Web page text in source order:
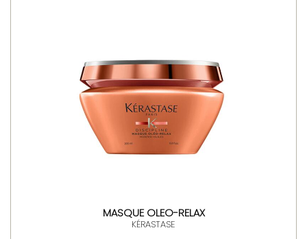
MASQUE OLEO-RELAX
KÉRASTASE